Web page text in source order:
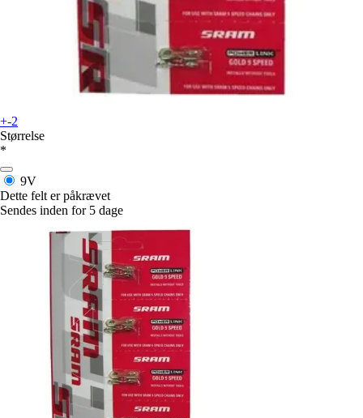
+-2
Størrelse
*
9V
Dette felt er påkrævet
Sendes inden for 5 dage